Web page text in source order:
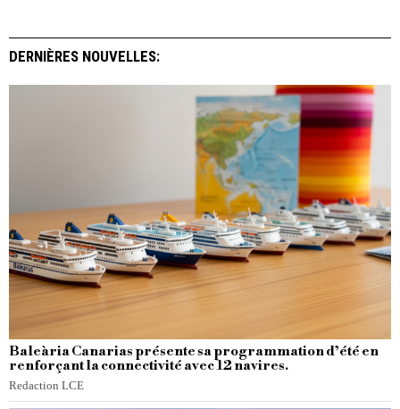
DERNIÈRES NOUVELLES:
Baleària Canarias présente sa programmation d’été en
renforçant la connectivité avec 12 navires.
Redaction LCE